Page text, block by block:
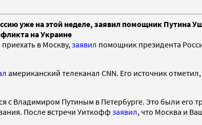
уже на этой неделе, заявил помощник Путина
на Украине
в Москву, заявил помощник президента
американский телеканал CNN. Его источник
с Владимиром Путиным в Петербурге. Это были его
После встречи Уиткофф заявил, что Москва и